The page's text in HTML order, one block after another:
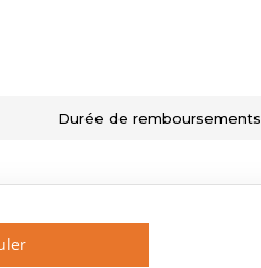
Durée de remboursements